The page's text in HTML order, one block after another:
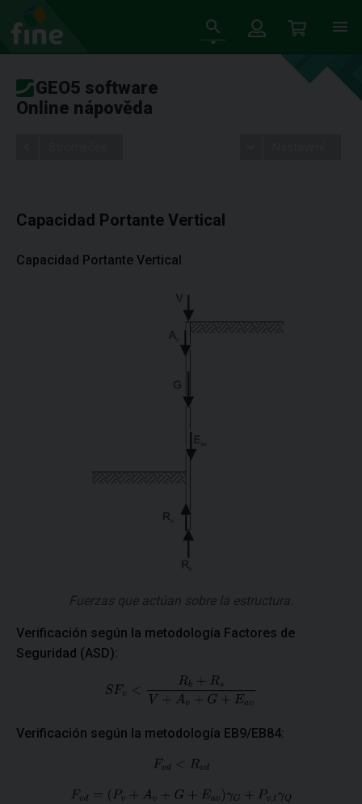
GEO5 software
Online nápověda
Capacidad Portante Vertical
Capacidad Portante Vertical
Fuerzas que actúan sobre la estructura.
Verificación según la metodología Factores de
Seguridad (ASD):
Verificación según la metodología EB9/EB84: